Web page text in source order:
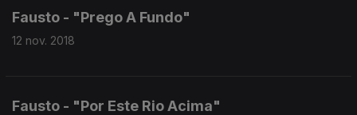
Fausto - "Prego A Fundo"
12 nov. 2018
Fausto - "Por Este Rio Acima"